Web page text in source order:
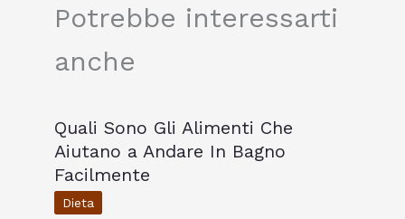
Potrebbe interessarti
anche
Quali Sono Gli Alimenti Che
Aiutano a Andare In Bagno
Facilmente
Dieta